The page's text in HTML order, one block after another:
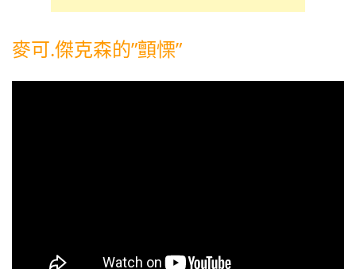
麥可.傑克森的”顫慄”